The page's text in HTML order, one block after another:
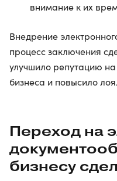
внимание к их
Внедрение
процесс заключения
улучшило репутацию
бизнеса и повысило
Переход на
бизнесу